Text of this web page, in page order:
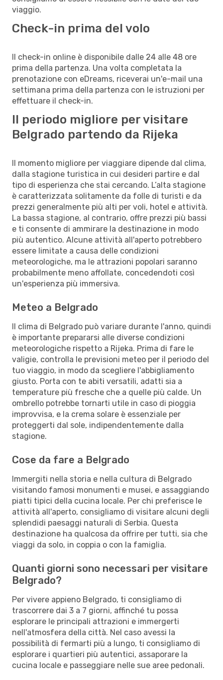
viaggio.
Check-in prima del volo
Il check-in online è disponibile dalle 24 alle 48 ore
prima della partenza. Una volta completata la
prenotazione con eDreams, riceverai un'e-mail una
settimana prima della partenza con le istruzioni per
effettuare il check-in.
Il periodo migliore per visitare
Belgrado partendo da Rijeka
Il momento migliore per viaggiare dipende dal clima,
dalla stagione turistica in cui desideri partire e dal
tipo di esperienza che stai cercando. L’alta stagione
è caratterizzata solitamente da folle di turisti e da
prezzi generalmente più alti per voli, hotel e attività.
La bassa stagione, al contrario, offre prezzi più bassi
e ti consente di ammirare la destinazione in modo
più autentico. Alcune attività all'aperto potrebbero
essere limitate a causa delle condizioni
meteorologiche, ma le attrazioni popolari saranno
probabilmente meno affollate, concedendoti così
un'esperienza più immersiva.
Meteo a Belgrado
Il clima di Belgrado può variare durante l'anno, quindi
è importante prepararsi alle diverse condizioni
meteorologiche rispetto a Rijeka. Prima di fare le
valigie, controlla le previsioni meteo per il periodo del
tuo viaggio, in modo da scegliere l'abbigliamento
giusto. Porta con te abiti versatili, adatti sia a
temperature più fresche che a quelle più calde. Un
ombrello potrebbe tornarti utile in caso di pioggia
improvvisa, e la crema solare è essenziale per
proteggerti dal sole, indipendentemente dalla
stagione.
Cose da fare a Belgrado
Immergiti nella storia e nella cultura di Belgrado
visitando famosi monumenti e musei, e assaggiando
piatti tipici della cucina locale. Per chi preferisce le
attività all'aperto, consigliamo di visitare alcuni degli
splendidi paesaggi naturali di Serbia. Questa
destinazione ha qualcosa da offrire per tutti, sia che
viaggi da solo, in coppia o con la famiglia.
Quanti giorni sono necessari per visitare
Belgrado?
Per vivere appieno Belgrado, ti consigliamo di
trascorrere dai 3 a 7 giorni, affinché tu possa
esplorare le principali attrazioni e immergerti
nell'atmosfera della città. Nel caso avessi la
possibilità di fermarti più a lungo, ti consigliamo di
esplorare i quartieri più autentici, assaporare la
cucina locale e passeggiare nelle sue aree pedonali.